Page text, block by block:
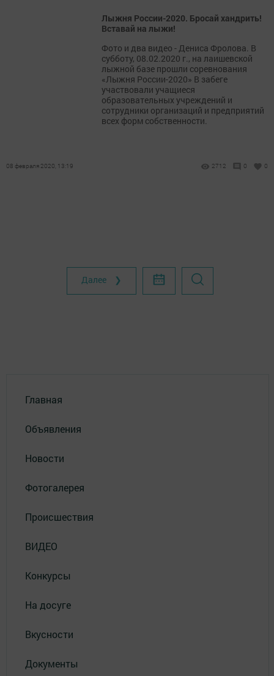
Лыжня России-2020. Бросай хандрить!
Вставай на лыжи!
Фото и два видео - Дениса Фролова. В
субботу, 08.02.2020 г., на лаишевской
лыжной базе прошли соревнования
«Лыжня России-2020» В забеге
участвовали учащиеся
образовательных учреждений и
сотрудники организаций и предприятий
всех форм собственности.
08 февраля 2020, 13:19 2712 0 0
Далее ❯
Главная
Объявления
Новости
Фотогалерея
Происшествия
ВИДЕО
Конкурсы
На досуге
Вкусности
Документы